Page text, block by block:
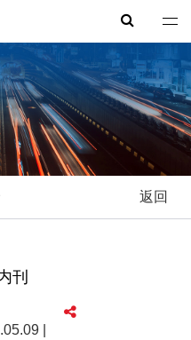
返回
刊
|